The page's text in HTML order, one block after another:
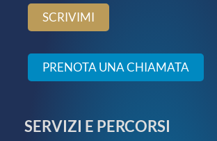
SCRIVIMI
PRENOTA UNA CHIAMATA
SERVIZI E PERCORSI